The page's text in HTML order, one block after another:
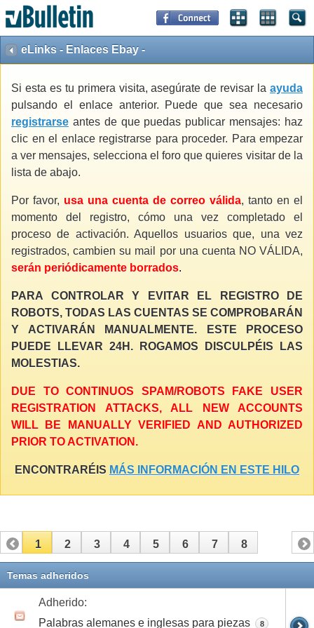
eLinks - Enlaces Ebay -
Si esta es tu primera visita, asegúrate de revisar la ayuda
pulsando el enlace anterior. Puede que sea necesario
registrarse antes de que puedas publicar mensajes: haz
clic en el enlace registrarse para proceder. Para empezar
a ver mensajes, selecciona el foro que quieres visitar de la
lista de abajo.
Por favor, usa una cuenta de correo válida, tanto en el
momento del registro, cómo una vez completado el
proceso de activación. Aquellos usuarios que, una vez
registrados, cambien su mail por una cuenta NO VÁLIDA,
serán periódicamente borrados.
PARA CONTROLAR Y EVITAR EL REGISTRO DE
ROBOTS, TODAS LAS CUENTAS SE COMPROBARÁN
Y ACTIVARÁN MANUALMENTE. ESTE PROCESO
PUEDE LLEVAR 24H. ROGAMOS DISCULPÉIS LAS
MOLESTIAS.
DUE TO CONTINUOS SPAM/ROBOTS FAKE USER
REGISTRATION ATTACKS, ALL NEW ACCOUNTS
WILL BE MANUALLY VERIFIED AND AUTHORIZED
PRIOR TO ACTIVATION.
ENCONTRARÉIS MÁS INFORMACIÓN EN ESTE HILO
1 2 3 4 5 6 7 8
Temas adheridos
Adherido:
Palabras alemanes e inglesas para piezas
8